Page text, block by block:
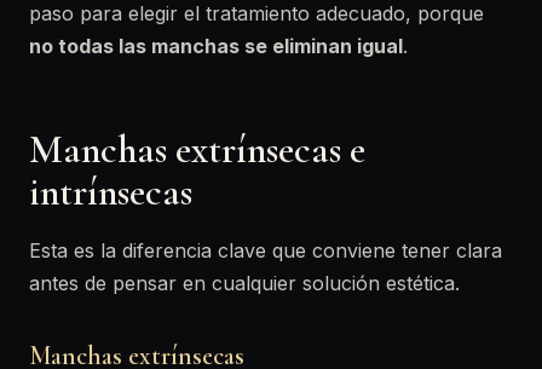
paso para elegir el tratamiento adecuado, porque
no todas las manchas se eliminan igual.
Manchas extrínsecas e
intrínsecas
Esta es la diferencia clave que conviene tener clara
antes de pensar en cualquier solución estética.
Manchas extrínsecas